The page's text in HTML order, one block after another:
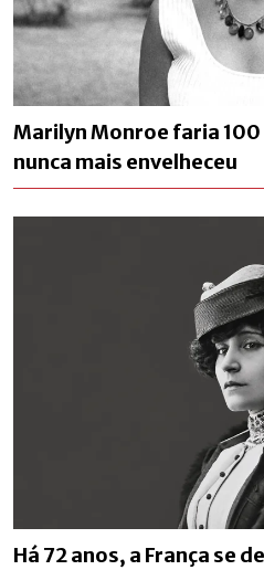
Marilyn Monroe faria 100
nunca mais envelheceu
Há 72 anos, a França se